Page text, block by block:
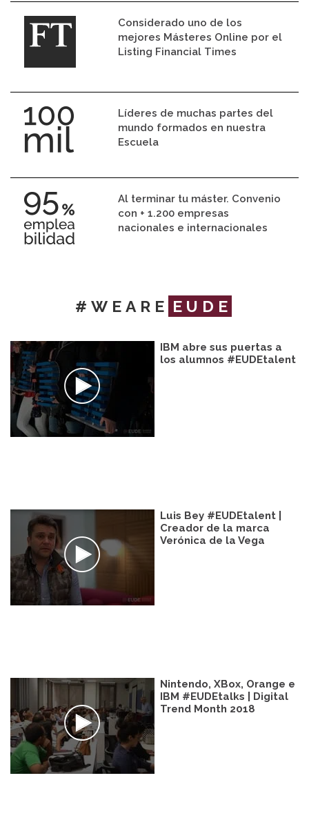
Considerado uno de los
mejores Másteres Online por el
Listing Financial Times
Líderes de muchas partes del
mundo formados en nuestra
Escuela
Al terminar tu máster. Convenio
con + 1.200 empresas
nacionales e internacionales
#WEARE EUDE
IBM abre sus puertas a
los alumnos #EUDEtalent
Luis Bey #EUDEtalent |
Creador de la marca
Verónica de la Vega
Nintendo, XBox, Orange e
IBM #EUDEtalks | Digital
Trend Month 2018